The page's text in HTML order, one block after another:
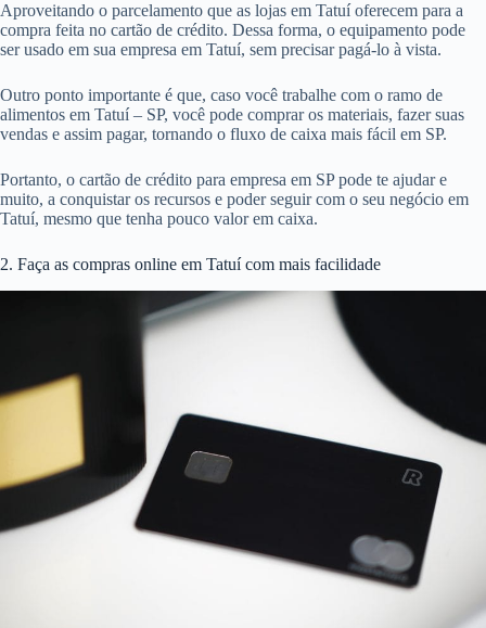
Aproveitando o parcelamento que as lojas em Tatuí oferecem para a
compra feita no cartão de crédito. Dessa forma, o equipamento pode
ser usado em sua empresa em Tatuí, sem precisar pagá-lo à vista.
Outro ponto importante é que, caso você trabalhe com o ramo de
alimentos em Tatuí – SP, você pode comprar os materiais, fazer suas
vendas e assim pagar, tornando o fluxo de caixa mais fácil em SP.
Portanto, o cartão de crédito para empresa em SP pode te ajudar e
muito, a conquistar os recursos e poder seguir com o seu negócio em
Tatuí, mesmo que tenha pouco valor em caixa.
2. Faça as compras online em Tatuí com mais facilidade